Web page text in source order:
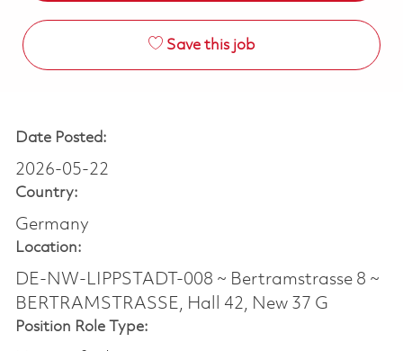
Save this job
Date Posted:
2026-05-22
Country:
Germany
Location:
DE-NW-LIPPSTADT-008 ~ Bertramstrasse 8 ~
BERTRAMSTRASSE, Hall 42, New 37 G
Position Role Type: